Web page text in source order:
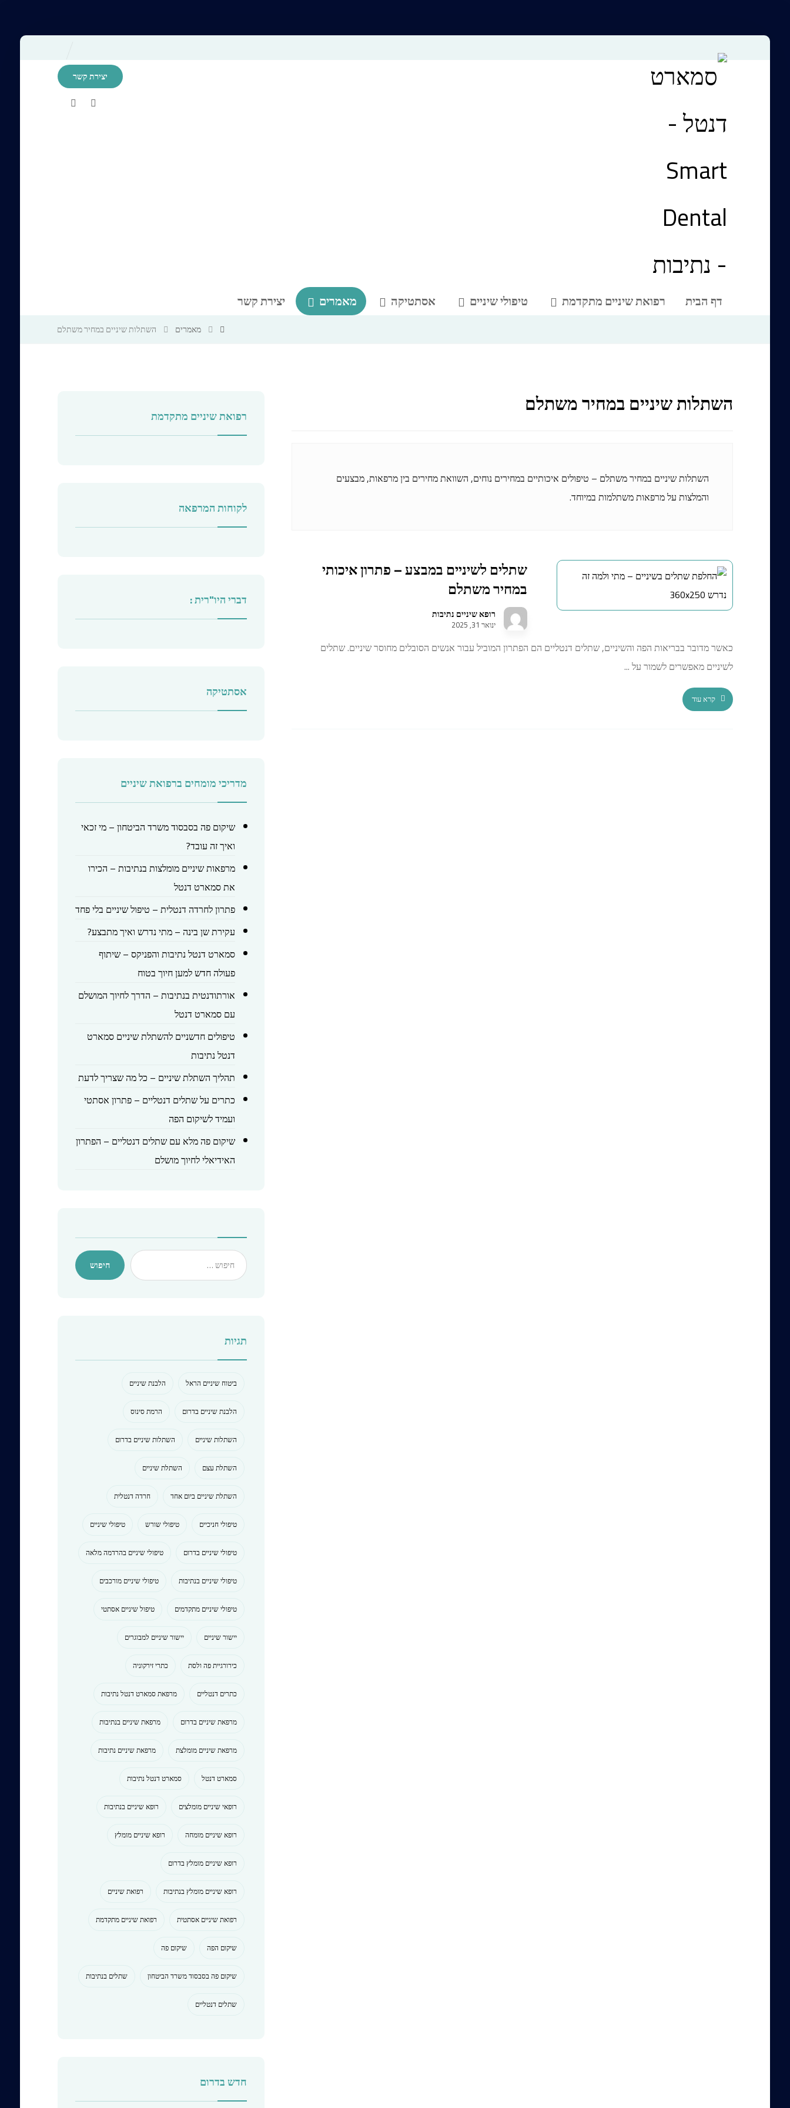
דף הבית רפואת שיניים מתקדמת טיפולי שיניים אסתטיקה מאמרים יצירת קשר
יצירת קשר
מאמרים השתלות שיניים במחיר משתלם
השתלות שיניים במחיר משתלם
השתלות שיניים במחיר משתלם – טיפולים איכותיים במחירים נוחים, השוואת מחירים בין מרפאות, מבצעים
והמלצות על מרפאות משתלמות במיוחד.
שתלים לשיניים במבצע – פתרון איכותי
במחיר משתלם
רופא שיניים נתיבות
ינואר 31, 2025
כאשר מדובר בבריאות הפה והשיניים, שתלים דנטליים הם הפתרון המוביל עבור אנשים הסובלים מחוסר שיניים. שתלים
לשיניים מאפשרים לשמור על ...
קרא עוד
רפואת שיניים מתקדמת
לקוחות המרפאה
דברי היו"רית :
אסתטיקה
מדריכי מומחים ברפואת שיניים
שיקום פה בסבסוד משרד הביטחון – מי זכאי
ואיך זה עובד?
מרפאות שיניים מומלצות בנתיבות – הכירו
את סמארט דנטל
פתרון לחרדה דנטלית – טיפול שיניים בלי פחד
עקירת שן בינה – מתי נדרש ואיך מתבצע?
סמארט דנטל נתיבות והפניקס – שיתוף
פעולה חדש למען חיוך בטוח
אורתודנטית בנתיבות – הדרך לחיוך המושלם
עם סמארט דנטל
טיפולים חדשניים להשתלת שיניים סמארט
דנטל נתיבות
תהליך השתלת שיניים – כל מה שצריך לדעת
כתרים על שתלים דנטליים – פתרון אסתטי
ועמיד לשיקום הפה
שיקום פה מלא עם שתלים דנטליים – הפתרון
האידיאלי לחיוך מושלם
תגיות
ביטוח שיניים הראל הלבנת שיניים
הלבנת שיניים בדרום הרמת סינוס
השתלות שיניים השתלות שיניים בדרום
השתלת עצם השתלת שיניים
השתלת שיניים ביום אחד חרדה דנטלית
טיפולי חניכיים טיפולי שורש טיפולי שיניים
טיפולי שיניים בדרום טיפולי שיניים בהרדמה מלאה
טיפולי שיניים בנתיבות טיפולי שיניים מורכבים
טיפולי שיניים מתקדמים טיפול שיניים אסתטי
יישור שיניים יישור שיניים למבוגרים
כירורגיית פה ולסת כתרי זירקוניה
כתרים דנטליים מרפאת סמארט דנטל נתיבות
מרפאת שיניים בדרום מרפאת שיניים בנתיבות
מרפאת שיניים מומלצת מרפאת שיניים נתיבות
סמארט דנטל סמארט דנטל נתיבות
רופאי שיניים מומלצים רופא שיניים בנתיבות
רופא שיניים מומחה רופא שיניים מומלץ
רופא שיניים מומלץ בדרום
רופא שיניים מומלץ בנתיבות רפואת שיניים
רפואת שיניים אסתטית רפואת שיניים מתקדמת
שיקום הפה שיקום פה
שיקום פה בסבסוד משרד הביטחון שתלים בנתיבות
שתלים דנטליים
חדש בדרום